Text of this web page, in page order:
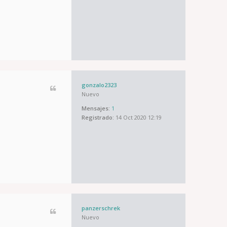
gonzalo2323
Nuevo
Mensajes: 1
Registrado: 14 Oct 2020 12:19
panzerschrek
Nuevo